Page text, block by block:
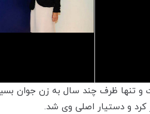
گذاشت و تنها ظرف چند سال به زن جوان
کرد و دستیار اصلی وی شد.